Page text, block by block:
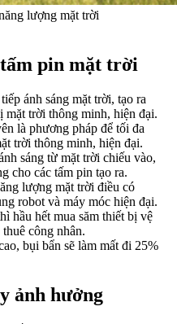
lượng mặt trời
tấm pin mặt trời
ánh sáng mặt trời, tạo ra
mặt trời thông minh, hiện đại.
là phương pháp để tối đa
trời thông minh, hiện đại.
sáng từ mặt trời chiếu vào,
cho các tấm pin tạo ra.
lượng mặt trời điều có
robot và máy móc hiện đại.
hầu hết mua săm thiết bị vệ
công nhân.
bụi bẩn sẽ làm mất đi 25%
ảnh hưởng